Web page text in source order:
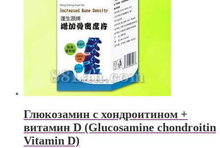
Глюкозамин с хондроитином +
витамин D (Glucosamine chondroitin
Vitamin D)